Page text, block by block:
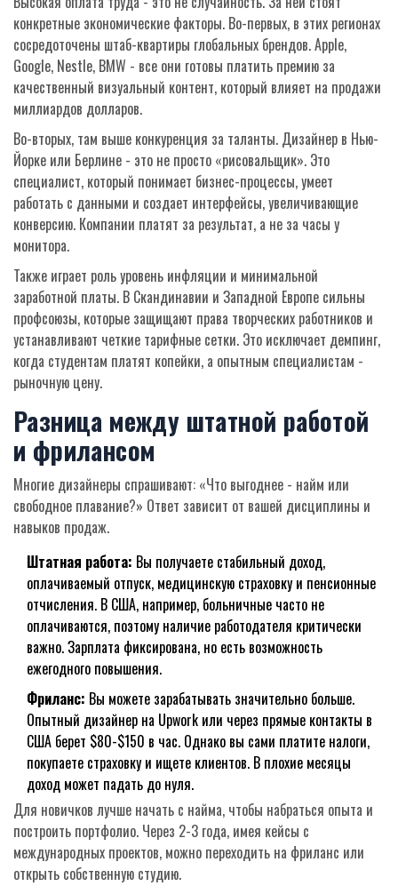
конкретные экономические факторы. Во-первых, в этих регионах
сосредоточены штаб-квартиры глобальных брендов. Apple,
Google, Nestle, BMW - все они готовы платить премию за
качественный визуальный контент, который влияет на продажи
миллиардов долларов.
Во-вторых, там выше конкуренция за таланты. Дизайнер в Нью-
Йорке или Берлине - это не просто «рисовальщик». Это
специалист, который понимает бизнес-процессы, умеет
работать с данными и создает интерфейсы, увеличивающие
конверсию. Компании платят за результат, а не за часы у
монитора.
Также играет роль уровень инфляции и минимальной
заработной платы. В Скандинавии и Западной Европе сильны
профсоюзы, которые защищают права творческих работников и
устанавливают четкие тарифные сетки. Это исключает демпинг,
когда студентам платят копейки, а опытным специалистам -
рыночную цену.
Разница между штатной работой
и фрилансом
Многие дизайнеры спрашивают: «Что выгоднее - найм или
свободное плавание?» Ответ зависит от вашей дисциплины и
навыков продаж.
Штатная работа: Вы получаете стабильный доход,
оплачиваемый отпуск, медицинскую страховку и пенсионные
отчисления. В США, например, больничные часто не
оплачиваются, поэтому наличие работодателя критически
важно. Зарплата фиксирована, но есть возможность
ежегодного повышения.
Фриланс: Вы можете зарабатывать значительно больше.
Опытный дизайнер на Upwork или через прямые контакты в
США берет $80-$150 в час. Однако вы сами платите налоги,
покупаете страховку и ищете клиентов. В плохие месяцы
доход может падать до нуля.
Для новичков лучше начать с найма, чтобы набраться опыта и
построить портфолио. Через 2-3 года, имея кейсы с
международных проектов, можно переходить на фриланс или
открыть собственную студию.